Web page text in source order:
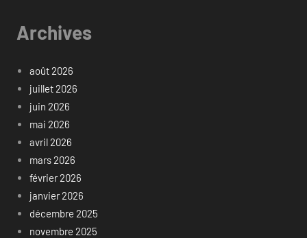
Archives
août 2026
juillet 2026
juin 2026
mai 2026
avril 2026
mars 2026
février 2026
janvier 2026
décembre 2025
novembre 2025